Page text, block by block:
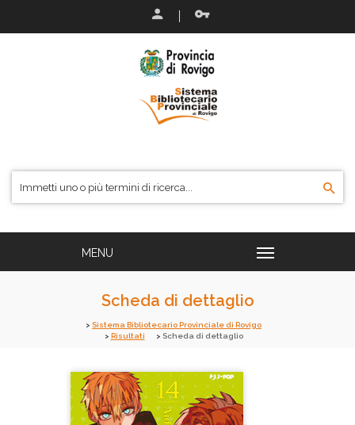
Scheda di dettaglio
Sistema Bibliotecario Provinciale di Rovigo
Risultati
Scheda di dettaglio